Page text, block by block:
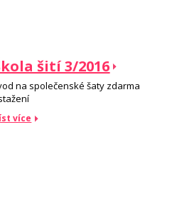
šití 3/2016
na společenské šaty zdarma
více